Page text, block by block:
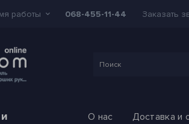
работы 068-455-11-44 Заказать
О нас Доставка и